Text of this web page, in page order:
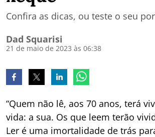
Confira as dicas, ou teste o seu
Dad Squarisi
21 de maio de 2023 às 06:38
“Quem não lê, aos 70 anos, terá
vida: a sua. Os que leem terão
Ler é uma imortalidade de trás